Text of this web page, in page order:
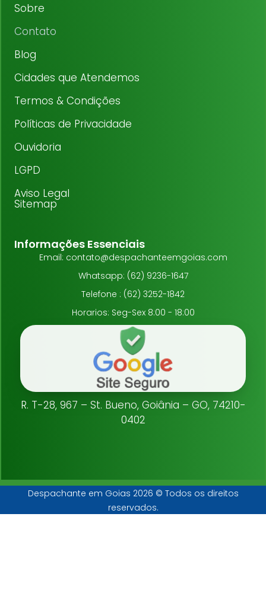
Sobre
Contato
Blog
Cidades que Atendemos
Termos & Condições
Políticas de Privacidade
Ouvidoria
LGPD
Aviso Legal
Sitemap
Informações Essenciais
R. T-28, 967 – St. Bueno, Goiânia – GO, 74210-
0402
Email: contato@despachanteemgoias.com
Whatsapp: (62) 9236-1647
Telefone : (62) 3252-1842
Horarios: Seg-Sex 8:00 - 18:00
Despachante em Goias 2026 © Todos os direitos
reservados.